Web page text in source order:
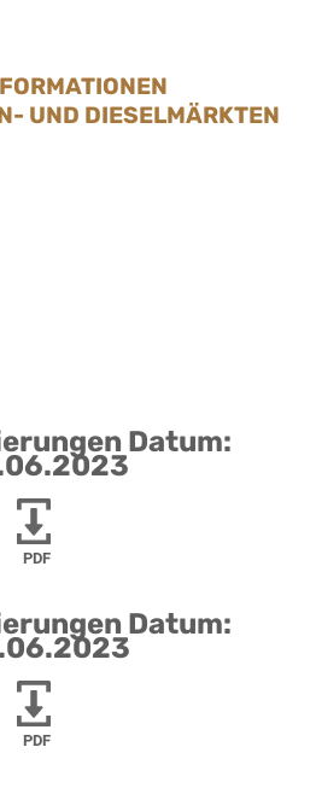
UND DIESELMÄRKTEN
Datum:
PDF
Datum:
PDF